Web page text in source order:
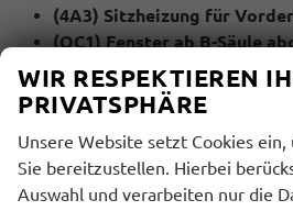
(4A3) Sitzheizung für
(QC1) Fenster ab B-Säule
(79H) Spurwechselassistent
""Blind Spot Detection"",
(6I1) Spurhalteassistent
(QR9)
(4I7) Zentralverriegelung
WIR RESPEKTIEREN
PRIVATSPHÄRE
Unsere Website setzt Cookies
Sie bereitzustellen. Hierbei
Auswahl und verarbeiten nur die